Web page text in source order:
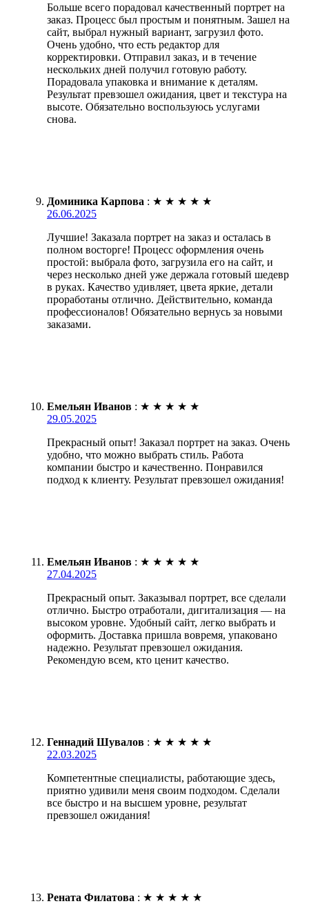
Больше всего порадовал качественный портрет на
заказ. Процесс был простым и понятным. Зашел на
сайт, выбрал нужный вариант, загрузил фото.
Очень удобно, что есть редактор для
корректировки. Отправил заказ, и в течение
нескольких дней получил готовую работу.
Порадовала упаковка и внимание к деталям.
Результат превзошел ожидания, цвет и текстура на
высоте. Обязательно воспользуюсь услугами
снова.
Доминика Карпова : ★ ★ ★ ★ ★
26.06.2025
Лучшие! Заказала портрет на заказ и осталась в
полном восторге! Процесс оформления очень
простой: выбрала фото, загрузила его на сайт, и
через несколько дней уже держала готовый шедевр
в руках. Качество удивляет, цвета яркие, детали
проработаны отлично. Действительно, команда
профессионалов! Обязательно вернусь за новыми
заказами.
Емельян Иванов : ★ ★ ★ ★ ★
29.05.2025
Прекрасный опыт! Заказал портрет на заказ. Очень
удобно, что можно выбрать стиль. Работа
компании быстро и качественно. Понравился
подход к клиенту. Результат превзошел ожидания!
Емельян Иванов : ★ ★ ★ ★ ★
27.04.2025
Прекрасный опыт. Заказывал портрет, все сделали
отлично. Быстро отработали, дигитализация — на
высоком уровне. Удобный сайт, легко выбрать и
оформить. Доставка пришла вовремя, упаковано
надежно. Результат превзошел ожидания.
Рекомендую всем, кто ценит качество.
Геннадий Шувалов : ★ ★ ★ ★ ★
22.03.2025
Компетентные специалисты, работающие здесь,
приятно удивили меня своим подходом. Сделали
все быстро и на высшем уровне, результат
превзошел ожидания!
Рената Филатова : ★ ★ ★ ★ ★